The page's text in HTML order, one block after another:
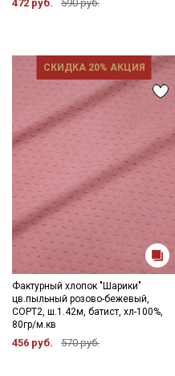
472 руб. 590 руб.
СКИДКА 20% АКЦИЯ
Фактурный хлопок "Шарики"
цв.пыльный розово-бежевый,
СОРТ2, ш.1.42м, батист, хл-100%,
80гр/м.кв
456 руб. 570 руб.
Ознакомлен(а) с
данных
и даю
данных
ДаюСогласие на
информационных